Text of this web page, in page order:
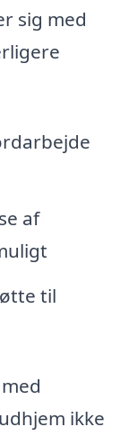
sig med
af
til
ikke